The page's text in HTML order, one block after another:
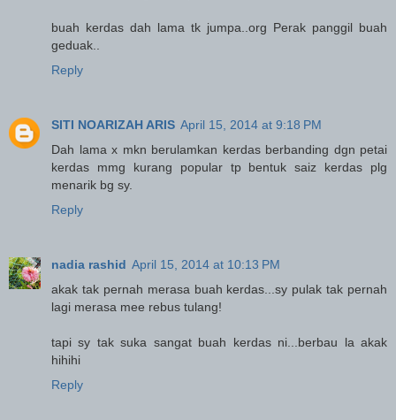
buah kerdas dah lama tk jumpa..org Perak panggil buah
geduak..
Reply
SITI NOARIZAH ARIS April 15, 2014 at 9:18 PM
Dah lama x mkn berulamkan kerdas berbanding dgn petai
kerdas mmg kurang popular tp bentuk saiz kerdas plg
menarik bg sy.
Reply
nadia rashid April 15, 2014 at 10:13 PM
akak tak pernah merasa buah kerdas...sy pulak tak pernah
lagi merasa mee rebus tulang!
tapi sy tak suka sangat buah kerdas ni...berbau la akak
hihihi
Reply